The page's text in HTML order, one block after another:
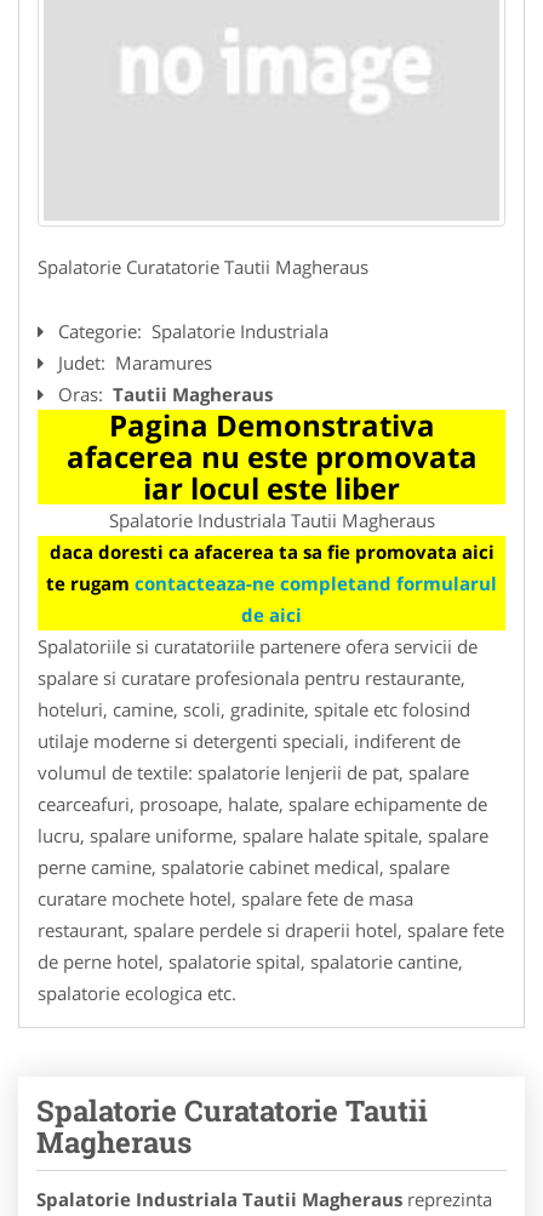
Spalatorie Curatatorie Tautii Magheraus
Categorie: Spalatorie Industriala
Judet: Maramures
Oras: Tautii Magheraus
Pagina Demonstrativa
afacerea nu este promovata
iar locul este liber
Spalatorie Industriala Tautii Magheraus
daca doresti ca afacerea ta sa fie promovata aici
te rugam contacteaza-ne completand formularul
de aici
Spalatoriile si curatatoriile partenere ofera servicii de
spalare si curatare profesionala pentru restaurante,
hoteluri, camine, scoli, gradinite, spitale etc folosind
utilaje moderne si detergenti speciali, indiferent de
volumul de textile: spalatorie lenjerii de pat, spalare
cearceafuri, prosoape, halate, spalare echipamente de
lucru, spalare uniforme, spalare halate spitale, spalare
perne camine, spalatorie cabinet medical, spalare
curatare mochete hotel, spalare fete de masa
restaurant, spalare perdele si draperii hotel, spalare fete
de perne hotel, spalatorie spital, spalatorie cantine,
spalatorie ecologica etc.
Spalatorie Curatatorie Tautii
Magheraus
Spalatorie Industriala Tautii Magheraus reprezinta